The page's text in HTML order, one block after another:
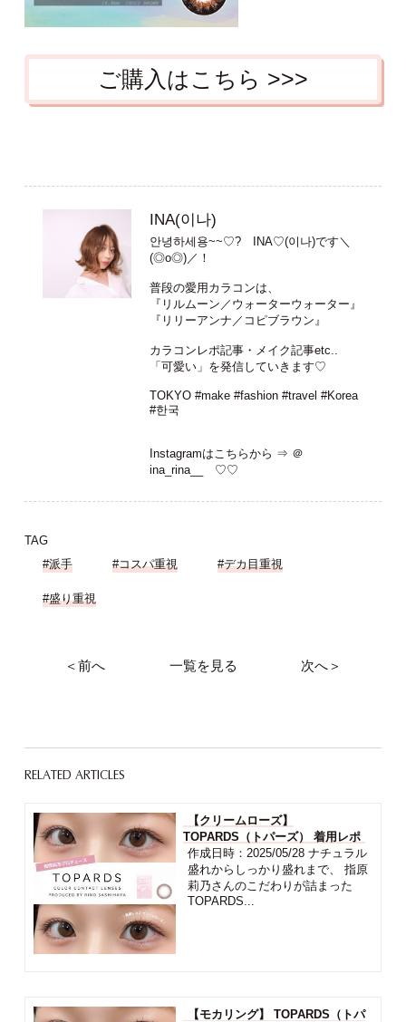
ご購入はこちら >>>
INA(이나)
안녕하세용~~♡? INA♡(이나)です＼
(◎o◎)／！
普段の愛用カラコンは、
『リルムーン／ウォーターウォーター』
『リリーアンナ／コピブラウン』
カラコンレポ記事・メイク記事etc..
「可愛い」を発信していきます♡
TOKYO #make #fashion #travel #Korea
#한국
Instagramはこちらから ⇒ ＠
ina_rina__
♡♡
TAG
#派手
#コスパ重視 #デカ目重視
#盛り重視
＜前へ 一覧を見る 次へ＞
RELATED ARTICLES
【クリームローズ】
TOPARDS（トパーズ） 着用レポ
作成日時：2025/05/28 ナチュラル
盛れからしっかり盛れまで、 指原
莉乃さんのこだわりが詰まった
TOPARDS...
【モカリング】 TOPARDS（トパ